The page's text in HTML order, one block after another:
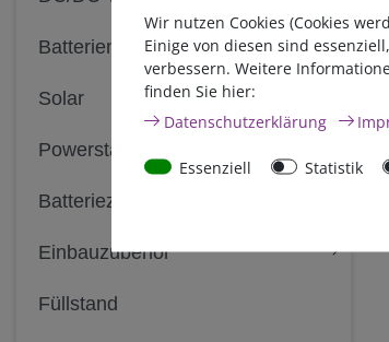
Batterien
Solar
Powerstation
Batteriezubehör
Einbauzubehör
Füllstand
Wir nutzen Cookies (Cookies
Einige von diesen sind
verbessern. Weitere
finden Sie hier:
Daten­schutz­erklärung
Essenziell Statistik